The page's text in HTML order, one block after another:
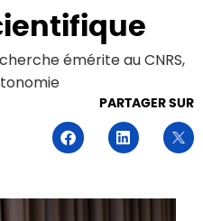
émérite au CNRS,
PARTAGER SUR